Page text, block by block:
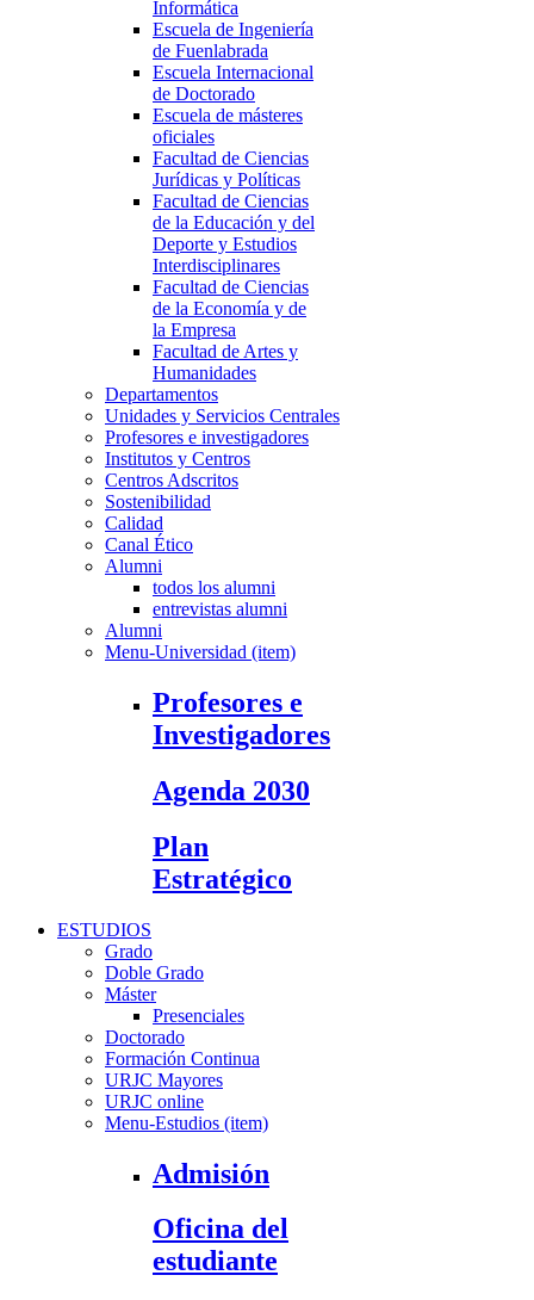
Informática
Escuela de Ingeniería
de Fuenlabrada
Escuela Internacional
de Doctorado
Escuela de másteres
oficiales
Facultad de Ciencias
Jurídicas y Políticas
Facultad de Ciencias
de la Educación y del
Deporte y Estudios
Interdisciplinares
Facultad de Ciencias
de la Economía y de
la Empresa
Facultad de Artes y
Humanidades
Departamentos
Unidades y Servicios Centrales
Profesores e investigadores
Institutos y Centros
Centros Adscritos
Sostenibilidad
Calidad
Canal Ético
Alumni
todos los alumni
entrevistas alumni
Alumni
Menu-Universidad (item)
Profesores e
Investigadores
Agenda 2030
Plan
Estratégico
ESTUDIOS
Grado
Doble Grado
Máster
Presenciales
Doctorado
Formación Continua
URJC Mayores
URJC online
Menu-Estudios (item)
Admisión
Oficina del
estudiante